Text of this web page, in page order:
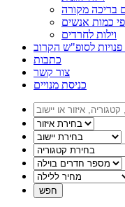
בריכה מקורה
כמות אנשים
וילות לחרדים
פנויות לסופ"ש הקרוב
כתבות
צור קשר
כניסת מנויים